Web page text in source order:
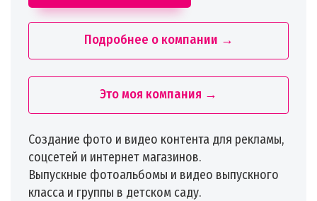
Подробнее о компании →
Это моя компания →
Создание фото и видео контента для рекламы,
соцсетей и интернет магазинов.
Выпускные фотоальбомы и видео выпускного
класса и группы в детском саду.